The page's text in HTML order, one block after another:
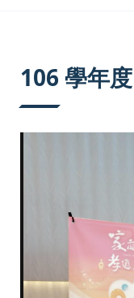
106 學年